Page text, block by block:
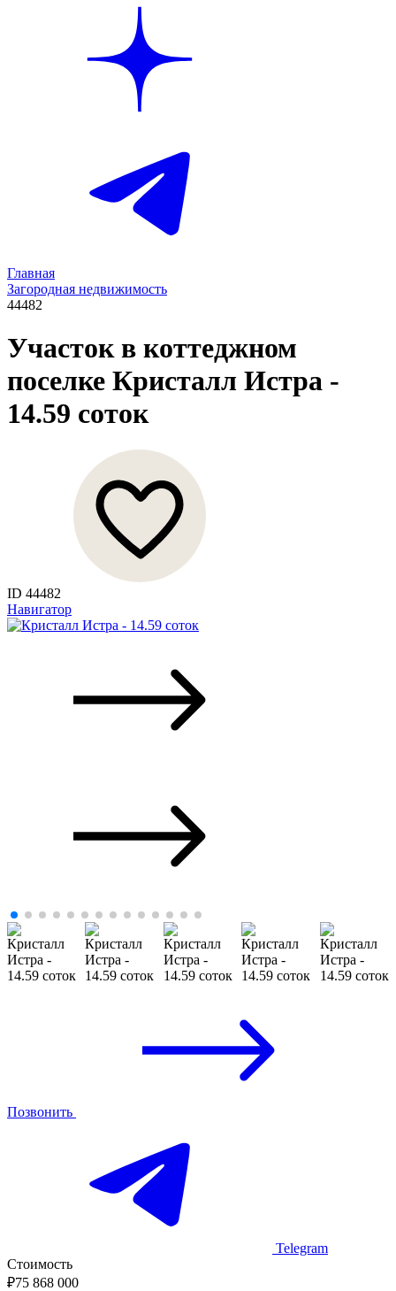
Главная
Загородная недвижимость
44482
Участок в коттеджном
поселке Кристалл Истра -
14.59 соток
ID 44482
Навигатор
Позвонить
Telegram
Стоимость
₽75 868 000